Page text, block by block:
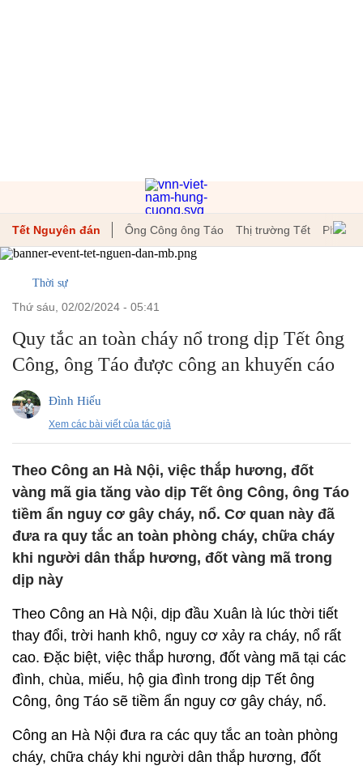
Tết Nguyên đán Ông Công ông Táo Thị trường Tết Phong
Thời sự
thứ sáu, 02/02/2024 - 05:41
Quy tắc an toàn cháy nổ trong dịp Tết ông
Công, ông Táo được công an khuyến cáo
Đình Hiếu
Xem các bài viết của tác giả
Theo Công an Hà Nội, việc thắp hương, đốt
vàng mã gia tăng vào dịp Tết ông Công, ông Táo
tiềm ẩn nguy cơ gây cháy, nổ. Cơ quan này đã
đưa ra quy tắc an toàn phòng cháy, chữa cháy
khi người dân thắp hương, đốt vàng mã trong
dịp này
Theo Công an Hà Nội, dịp đầu Xuân là lúc thời tiết
thay đổi, trời hanh khô, nguy cơ xảy ra cháy, nổ rất
cao. Đặc biệt, việc thắp hương, đốt vàng mã tại các
đình, chùa, miếu, hộ gia đình trong dịp Tết ông
Công, ông Táo sẽ tiềm ẩn nguy cơ gây cháy, nổ.
Công an Hà Nội đưa ra các quy tắc an toàn phòng
cháy, chữa cháy khi người dân thắp hương, đốt